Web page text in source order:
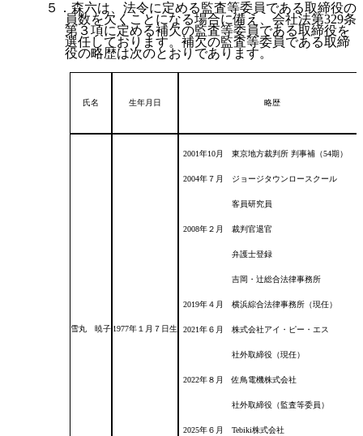
５．森六は、法令に定める監査等委員である取締役の
員数を欠くことになる場合に備え、会社法第329条
第３項に定める補欠の監査等委員である取締役を
選任しております。補欠の監査等委員である取締
役の略歴は次のとおりであります。
氏名 生年月日 略歴
雪丸 暁子 1977年１月７日生
2001年10月 東京地方裁判所 判事補（54期）
2004年７月 ジョージタウンロースクール
客員研究員
2008年２月 裁判官退官
弁護士登録
吉岡・辻総合法律事務所
2019年４月 横浜綜合法律事務所（現任）
2021年６月 株式会社アイ・ピー・エス
社外取締役（現任）
2022年８月 佐鳥電機株式会社
社外取締役（監査等委員）
2025年６月 Tebiki株式会社